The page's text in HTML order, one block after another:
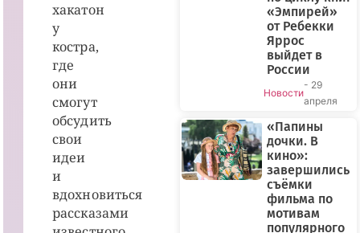
хакатон
у
костра,
где
они
смогут
обсудить
свои
идеи
и
вдохновиться
рассказами
«Эмпирей»
от Ребекки
Яррос
выйдет в
России
Новости
- 29
апреля
«Папины
дочки. В
кино»:
завершились
съёмки
фильма по
мотивам
популярного